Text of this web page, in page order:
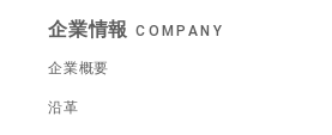
企業情報 COMPANY
企業概要
沿革